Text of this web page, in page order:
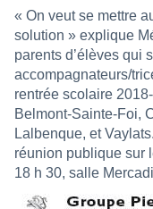
« On veut se mettre
solution » explique
parents d’élèves qui
accompagnateurs/
rentrée scolaire
Belmont-Sainte-Foi,
Lalbenque, et
réunion publique sur
18 h 30, salle